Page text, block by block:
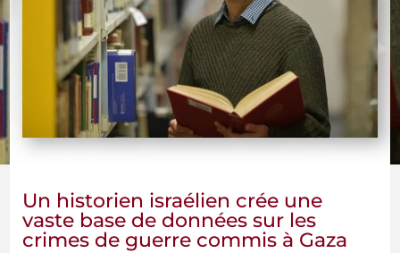
Un historien israélien crée une
vaste base de données sur les
crimes de guerre commis à Gaza